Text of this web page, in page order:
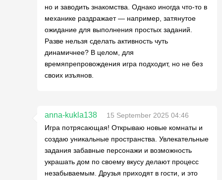
но и заводить знакомства. Однако иногда что-то в
механике раздражает — например, затянутое
ожидание для выполнения простых заданий.
Разве нельзя сделать активность чуть
динамичнее? В целом, для
времяпрепровождения игра подходит, но не без
своих изъянов.
anna-kukla138
15 September 2025 04:46
Игра потрясающая! Открываю новые комнаты и
создаю уникальные пространства. Увлекательные
задания забавные персонажи и возможность
украшать дом по своему вкусу делают процесс
незабываемым. Друзья приходят в гости, и это